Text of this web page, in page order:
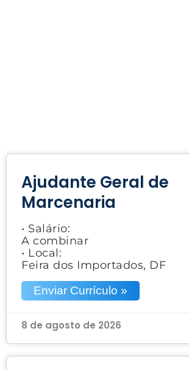
Ajudante Geral de
Marcenaria
• Salário:
A combinar
• Local:
Feira dos Importados, DF
Enviar Currículo »
8 de agosto de 2026